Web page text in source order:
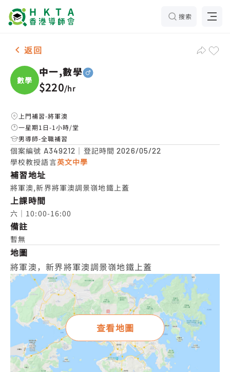
搜索
男-1名 中一,數學，將軍澳 補習推介
返回
數學
中一,數學
$220/hr
上門補習-將軍澳
一星期1日-1小時/堂
男導師-全職補習
個案編號 A349212 ｜登記時間2026/05/22
學校教授語言英文中學
補習地址
將軍澳,新界將軍澳調景嶺地鐵上蓋
上課時間
六｜10:00-16:00
備註
暫無
地圖
將軍澳，新界將軍澳調景嶺地鐵上蓋
查看地圖